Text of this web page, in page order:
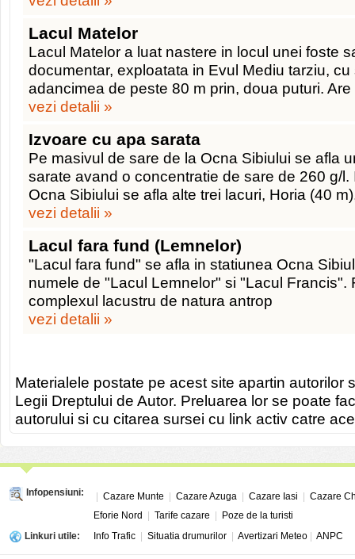
Lacul Matelor
Lacul Matelor a luat nastere in locul unei foste
documentar, exploatata in Evul Mediu tarziu,
adancimea de peste 80 m prin, doua puturi.
vezi detalii »
Izvoare cu apa sarata
Pe masivul de sare de la Ocna Sibiului se afla
sarate avand o concentratie de sare de 260 g/
Ocna Sibiului se afla alte trei lacuri, Horia (40
vezi detalii »
Lacul fara fund (Lemnelor)
"Lacul fara fund" se afla in statiunea Ocna
numele de "Lacul Lemnelor" si "Lacul Francis".
complexul lacustru de natura antrop
vezi detalii »
Materialele postate pe acest site apartin autorilor
Legii Dreptului de Autor. Preluarea lor se poate
autorului si cu citarea sursei cu link activ catre
Infopensiuni: Cazare Munte Cazare Azuga Cazare Iasi
Cazare
Eforie Nord
Tarife cazare
Poze de la turisti
Linkuri utile:
Info Trafic Situatia drumurilor Avertizari Meteo ANPC